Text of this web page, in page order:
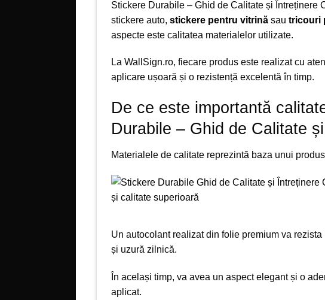
Stickere Durabile – Ghid de Calitate și Întreținere
stickere auto, stickere pentru vitrină sau tricouri
aspecte este calitatea materialelor utilizate.
La WallSign.ro, fiecare produs este realizat cu
aplicare ușoară și o rezistență excelentă în timp.
De ce este importantă
Durabile – Ghid de Calitate
Materialele de calitate reprezintă baza unui
Un autocolant realizat din folie premium va
și uzură zilnică.
În același timp, va avea un aspect elegant și o
aplicat.